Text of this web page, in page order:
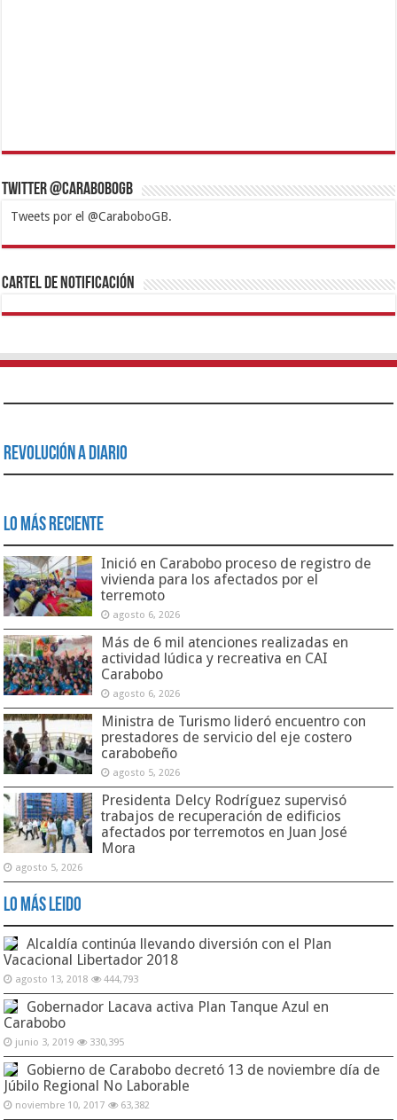
Twitter @CaraboboGB
Tweets por el @CaraboboGB.
1xbetBetturkeyBetistKralbetSupertotobetTipobetMatadorbetMariobet
https://mvbcasino.com/
Cartel de Notificación
Revolución a Diario
Lo Más Reciente
Inició en Carabobo proceso de registro de
vivienda para los afectados por el
terremoto
agosto 6, 2026
Más de 6 mil atenciones realizadas en
actividad lúdica y recreativa en CAI
Carabobo
agosto 6, 2026
Ministra de Turismo lideró encuentro con
prestadores de servicio del eje costero
carabobeño
agosto 5, 2026
Presidenta Delcy Rodríguez supervisó
trabajos de recuperación de edificios
afectados por terremotos en Juan José
Mora
agosto 5, 2026
Lo Más Leido
Alcaldía continúa llevando diversión con el Plan
Vacacional Libertador 2018
agosto 13, 2018 444,793
Gobernador Lacava activa Plan Tanque Azul en
Carabobo
junio 3, 2019 330,395
Gobierno de Carabobo decretó 13 de noviembre día de
Júbilo Regional No Laborable
noviembre 10, 2017 63,382